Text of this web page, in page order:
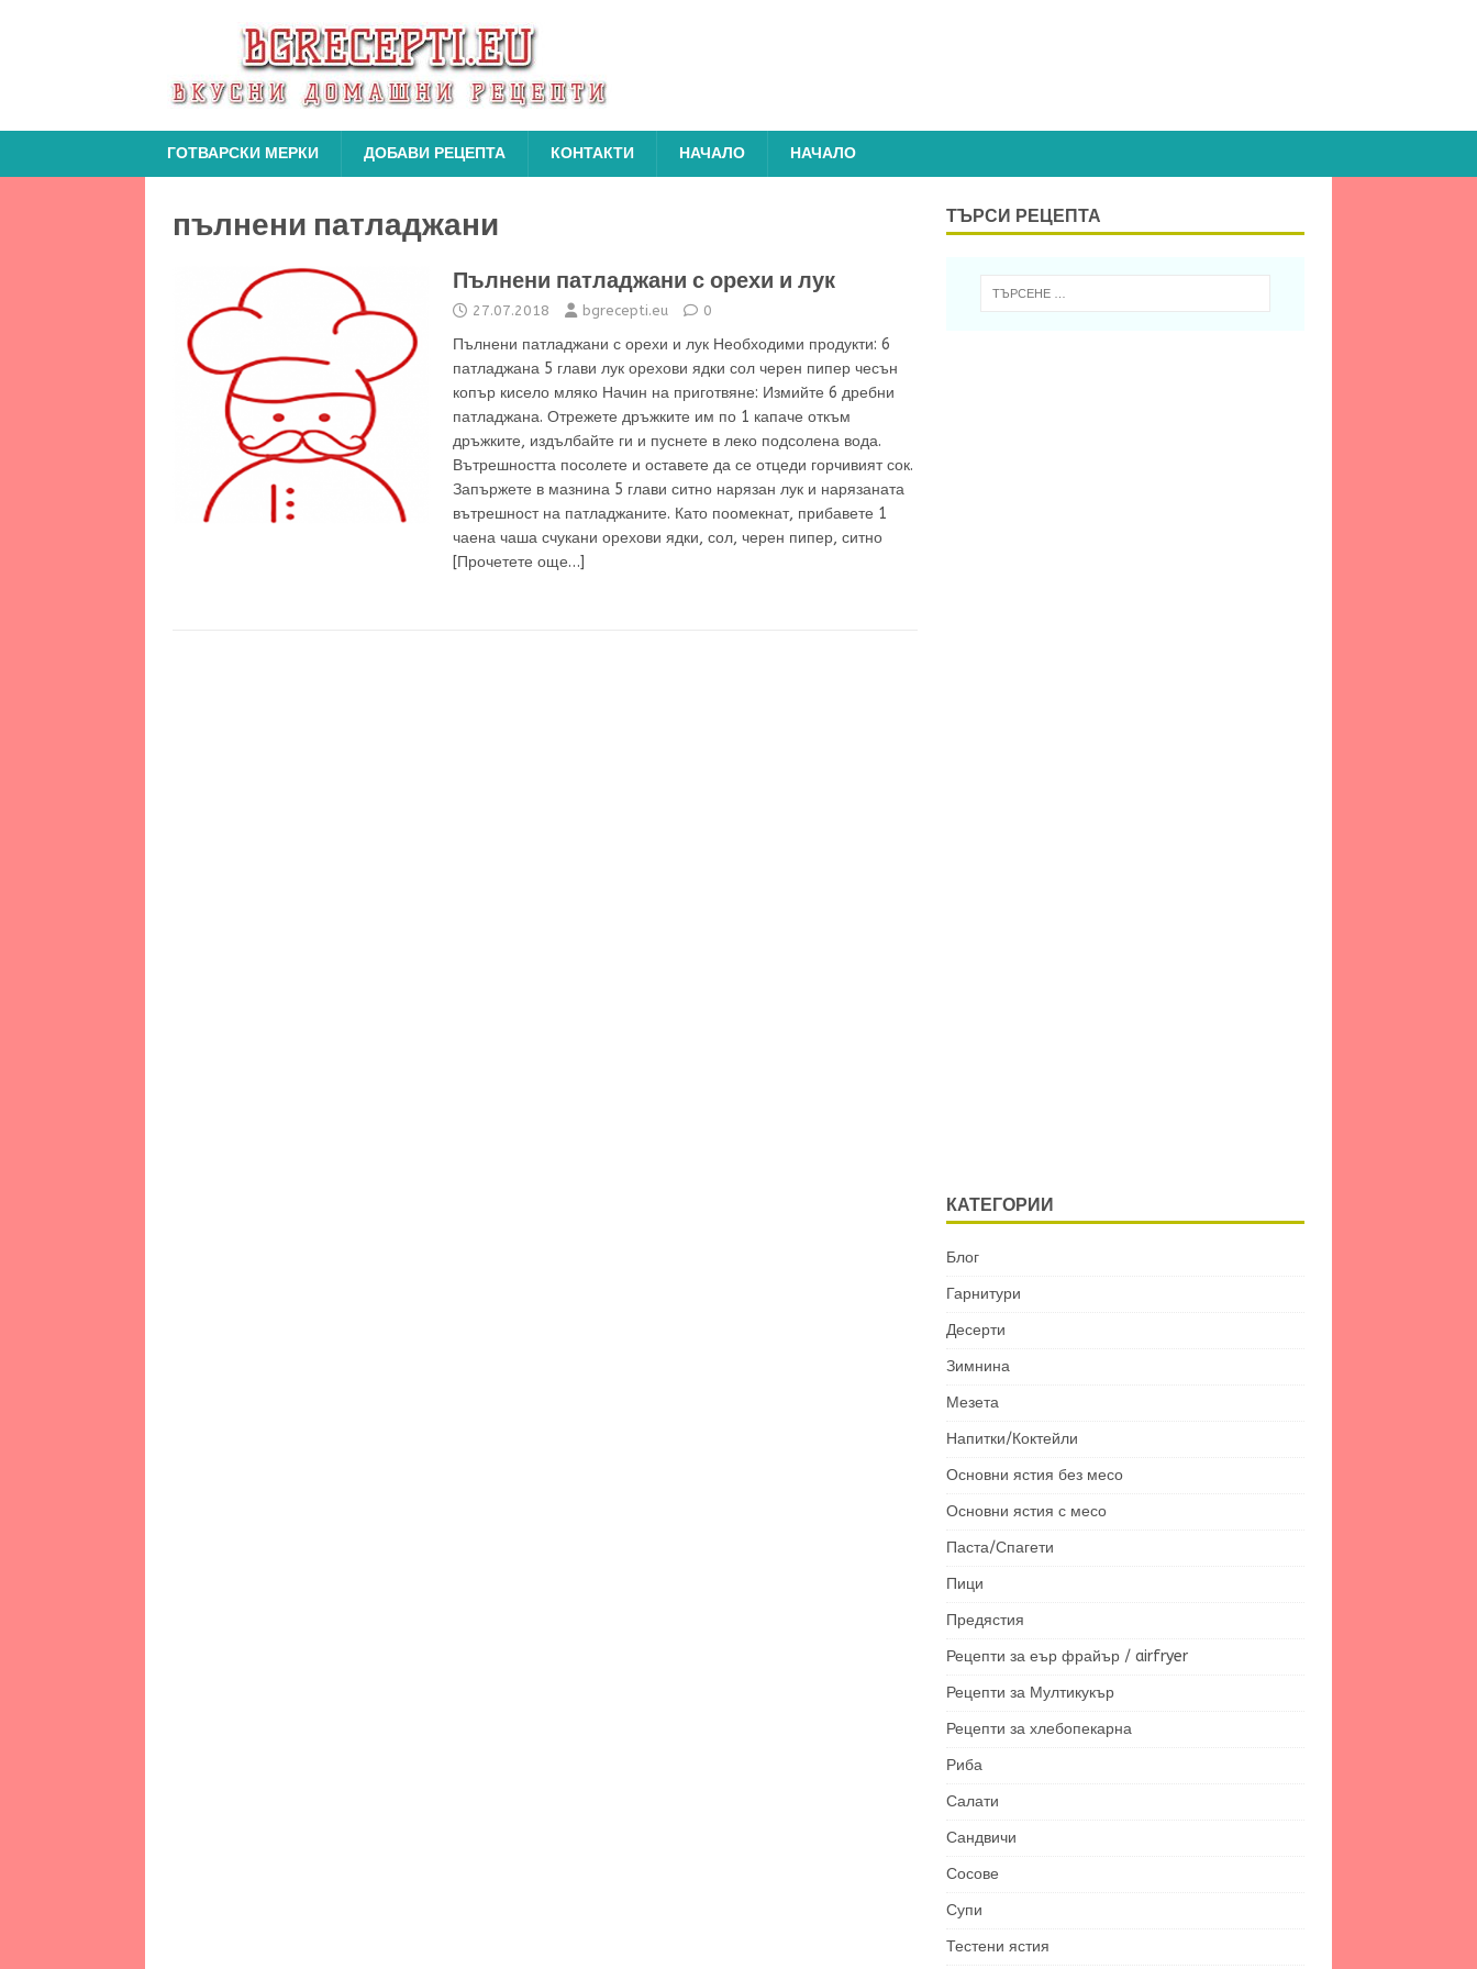
ГОТВАРСКИ МЕРКИ ДОБАВИ РЕЦЕПТА КОНТАКТИ НАЧАЛО НАЧАЛО
пълнени патладжани
Пълнени патладжани с орехи и лук
27.07.2018 bgrecepti.eu 0
Пълнени патладжани с орехи и лук Необходими продукти: 6
патладжана 5 глави лук орехови ядки сол черен пипер чесън
копър кисело мляко Начин на приготвяне: Измийте 6 дребни
патладжана. Отрежете дръжките им по 1 капаче откъм
дръжките, издълбайте ги и пуснете в леко подсолена вода.
Вътрешността посолете и оставете да се отцеди горчивият сок.
Запържете в мазнина 5 глави ситно нарязан лук и нарязаната
вътрешност на патладжаните. Като поомекнат, прибавете 1
чаена чаша счукани орехови ядки, сол, черен пипер, ситно
[Прочетете още…]
ТЪРСИ РЕЦЕПТА
КАТЕГОРИИ
Блог
Гарнитури
Десерти
Зимнина
Мезета
Напитки/Коктейли
Основни ястия без месо
Основни ястия с месо
Паста/Спагети
Пици
Предястия
Рецепти за еър фрайър / airfryer
Рецепти за Мултикукър
Рецепти за хлебопекарна
Риба
Салати
Сандвичи
Сосове
Супи
Тестени ястия